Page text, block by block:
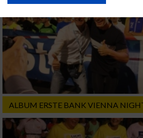
ALBUM ERSTE BANK VIENNA
Website/App.
Partnerliste anzeigen (1 IAB-Anbieter)
Wir nutzen Ihre Daten für folgende Zwecke:
IAB-Verarbeitungszwecke:
Speichern von oder Zugriff auf
auf einem Endgerät
Verwendung reduzierter Daten zur
von Werbeanzeigen